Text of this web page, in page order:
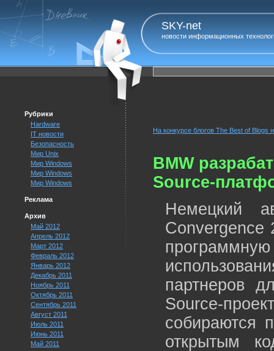
SKY-net
новости информационных
Рубрики
Hardware
IT новости
Безопасность
Мир Unix
Мир Windows
Мир Windows
Мир Windows
Реклама
Архив
Май 2012
Апрель 2012
Март 2012
Февраль 2012
Январь 2012
Декабрь 2011
Ноябрь 2011
Октябрь 2011
Сентябрь 2011
Август 2011
Июль 2011
Июнь 2011
Май 2011
На конкурсе блогов The Best of Blogs
BMW
Source-
Немецкий
Convergence
партнеров
Source-
собираются
открытым